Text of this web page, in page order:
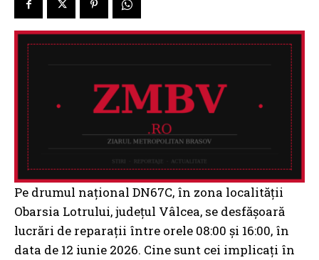
Pe drumul național DN67C, în zona localității
Obarsia Lotrului, județul Vâlcea, se desfășoară
lucrări de reparații între orele 08:00 și 16:00, în
data de 12 iunie 2026. Cine sunt cei implicați în